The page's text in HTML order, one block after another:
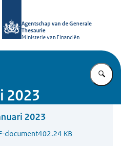
Agentschap van de Generale
Thesaurie
Ministerie van Financiën
2023
2023
document402.24 KB